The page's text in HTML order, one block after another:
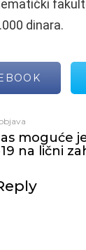
dinara.
moguće
na lični